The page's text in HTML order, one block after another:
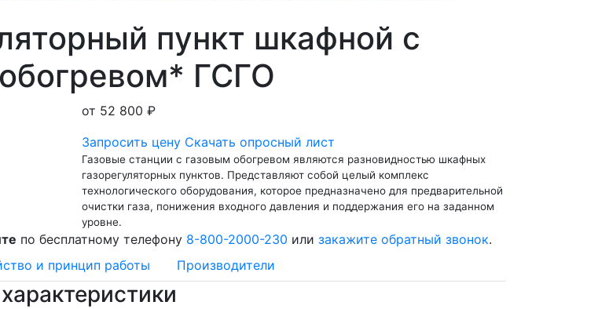
пункт шкафной с
ГСГО
от 52 800 ₽
Запросить цену Скачать опросный лист
Газовые станции с газовым обогревом являются разновидностью шкафных
газорегуляторных пунктов. Представляют собой целый комплекс
технологического оборудования, которое предназначено для предварительной
очистки газа, понижения входного давления и поддержания его на заданном
уровне.
по бесплатному телефону 8-800-2000-230 или закажите обратный звонок.
и принцип работы Производители